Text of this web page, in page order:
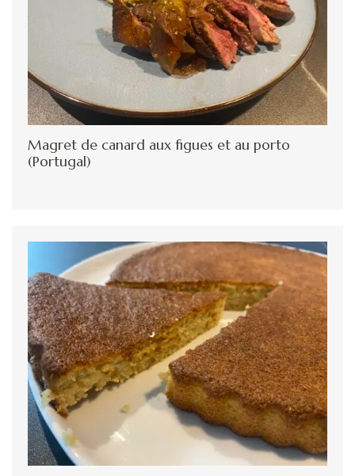
Magret de canard aux figues et au porto
(Portugal)